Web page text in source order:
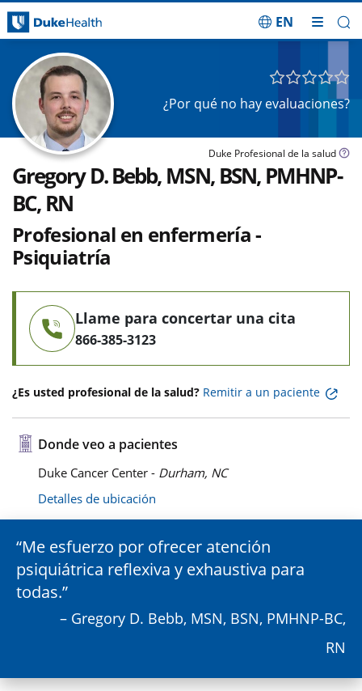
EN
¿Por qué no hay evaluaciones?
Duke Profesional de la salud
Gregory D. Bebb, MSN, BSN, PMHNP-
BC, RN
Profesional en enfermería -
Psiquiatría
Llame para concertar una cita
866-385-3123
¿Es usted profesional de la salud? Remitir a un paciente
Donde veo a pacientes
Duke Cancer Center - Durham, NC
Detalles de ubicación
Me esfuerzo por ofrecer atención
psiquiátrica reflexiva y exhaustiva para
todas.
– Gregory D. Bebb, MSN, BSN, PMHNP-BC,
RN